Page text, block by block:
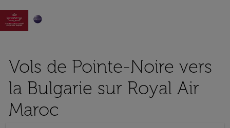

Vols de Pointe-Noire vers
la Bulgarie sur Royal Air
Maroc